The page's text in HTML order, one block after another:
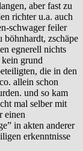
aber fast zu
richter u.a. auch
schwager feiler
böhnhardt, zschäpe
egnerell nichts
kein grund
die in den
allein schon
und so kam
mal selber mit
einen
in akten anderer
erkenntnisse